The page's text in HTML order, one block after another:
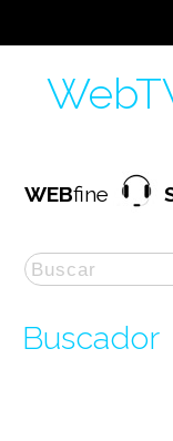
WEBfine
Buscador